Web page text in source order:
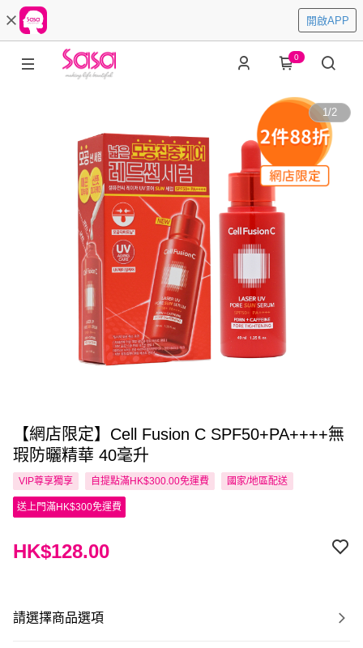
開啟APP
0
1/2
【網店限定】Cell Fusion C SPF50+PA++++無
瑕防曬精華 40毫升
VIP尊享獨享 自提點滿HK$300.00免運費 國家/地區配送
送上門滿HK$300免運費
HK$128.00
請選擇商品選項